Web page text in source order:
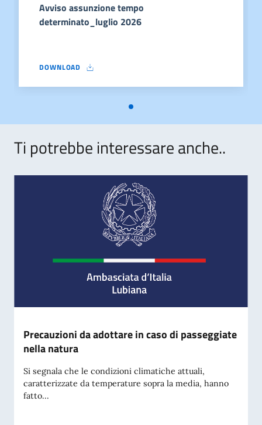
Avviso assunzione tempo
determinato_luglio 2026
DOWNLOAD
AVVISO ASSUNZIONE TEMPO DETERMINATO_LUGLIO 2026
Ti potrebbe interessare anche..
Precauzioni da adottare in caso di passeggiate
nella natura
Si segnala che le condizioni climatiche attuali,
caratterizzate da temperature sopra la media, hanno
fatto...